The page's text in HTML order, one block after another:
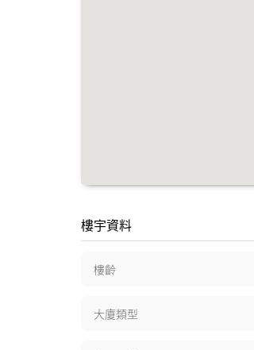
樓宇資料
樓齡
大廈類型